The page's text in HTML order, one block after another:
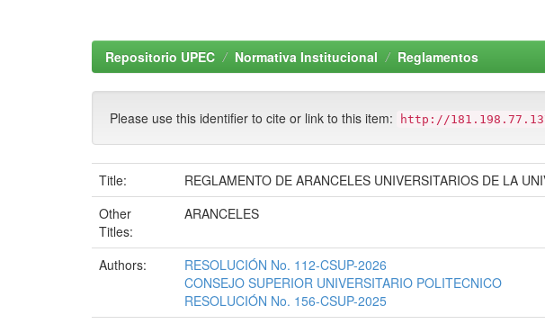
Repositorio UPEC Normativa Institucional Reglamentos
Please use this identifier to cite or link to this item: http://
Title:
REGLAMENTO DE ARANCELES UNIVERSITARIOS DE LA
Other
Titles:
ARANCELES
Authors:
RESOLUCIÓN No. 112-CSUP-2026
CONSEJO SUPERIOR UNIVERSITARIO POLITECNICO
RESOLUCIÓN No. 156-CSUP-2025